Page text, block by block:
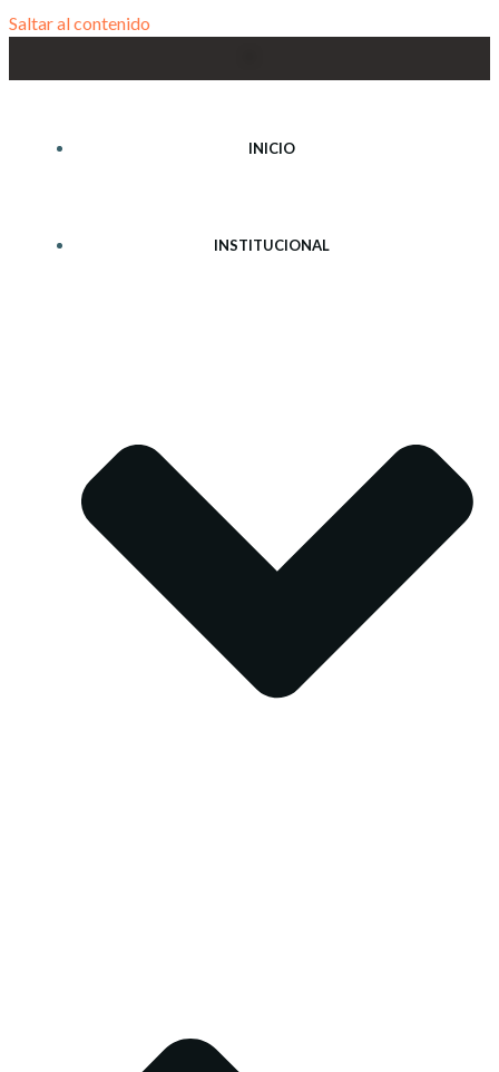
Saltar al contenido
INICIO
INSTITUCIONAL